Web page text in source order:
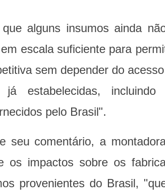
alguns insumos ainda
escala suficiente para
sem depender do
já estabelecidas,
pelo Brasil".
seu comentário, a
os impactos sobre os
provenientes do Brasil,